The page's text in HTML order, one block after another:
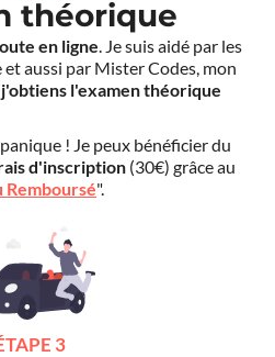
théorique
en ligne. Je suis aidé par les
aussi par Mister Codes, mon
j'obtiens l'examen théorique
! Je peux bénéficier du
d'inscription (30€) grâce au
Remboursé".
3